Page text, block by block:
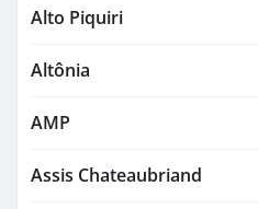
Alto Piquiri
Altônia
AMP
Assis Chateaubriand